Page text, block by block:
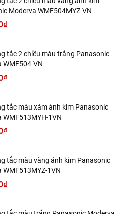
Moderva WMF504MYZ-VN
tắc 2 chiều màu trắng Panasonic
WMF504-VN
tắc màu xám ánh kim Panasonic
WMF513MYH-1VN
tắc màu vàng ánh kim Panasonic
WMF513MYZ-1VN